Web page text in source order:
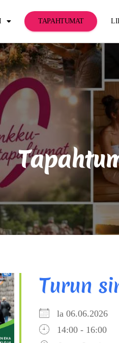
TAPAHTUMAT
Turun
la 06.06.2026
14:00 - 16:00